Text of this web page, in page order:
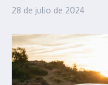
28 de julio de 2024